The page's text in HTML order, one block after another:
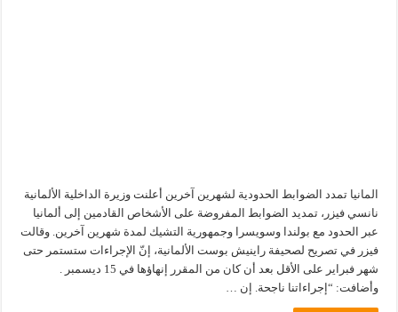
المانيا تمدد الضوابط الحدودية لشهرين آخرين أعلنت وزيرة الداخلية الألمانية
نانسي فيزر، تمديد الضوابط المفروضة على الأشخاص القادمين إلى ألمانيا
عبر الحدود مع بولندا وسويسرا وجمهورية التشيك لمدة شهرين آخرين. وقالت
فيزر في تصريح لصحيفة راينيش بوست الألمانية، إنّ الإجراءات ستستمر حتى
شهر فبراير على الأقل بعد أن كان من المقرر إنهاؤها في 15 ديسمبر .
وأضافت: “إجراءاتنا ناجحة. إن …